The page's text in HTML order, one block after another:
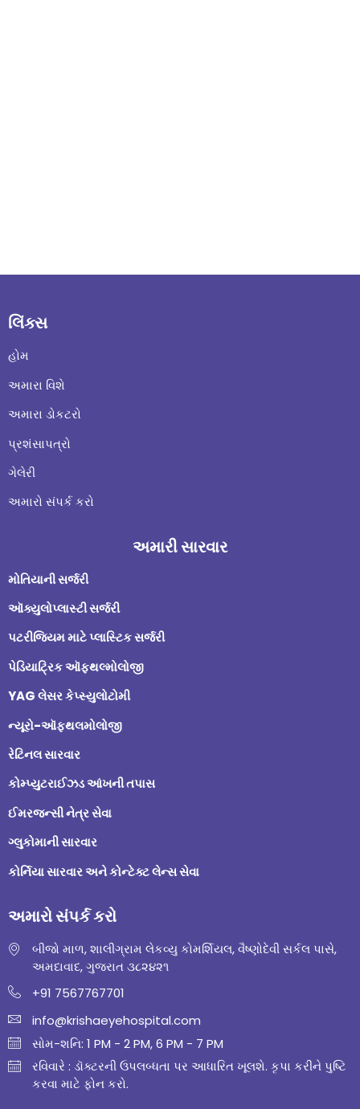
લિંક્સ
હોમ
અમારા વિશે
અમારા ડોકટરો
પ્રશંસાપત્રો
ગેલેરી
અમારો સંપર્ક કરો
અમારી સારવાર
મોતિયાની સર્જરી
ઑક્યુલોપ્લાસ્ટી સર્જરી
પટરીજિયમ માટે પ્લાસ્ટિક સર્જરી
પેડિયાટ્રિક ઑફ્થલ્મોલોજી
YAG લેસર કેપ્સ્યુલોટોમી
ન્યૂરો-ઑફ્થલમોલોજી
રેટિનલ સારવાર
કોમ્પ્યુટરાઈઝડ આંખની તપાસ
ઈમરજન્સી નેત્ર સેવા
ગ્લુકોમાની સારવાર
કોર્નિયા સારવાર અને કોન્ટેક્ટ લેન્સ સેવા
અમારો સંપર્ક કરો
બીજો માળ, શાલીગ્રામ લેકવ્યુ કોમર્શિયલ, વૈષ્ણોદેવી સર્કલ પાસે,
અમદાવાદ, ગુજરાત ૩૮૨૪૨૧
+91 7567767701
info@krishaeyehospital.com
સોમ-શનિ: 1 PM - 2 PM, 6 PM - 7 PM
રવિવારે : ડૉક્ટરની ઉપલબ્ધતા પર આધારિત ખૂલશે. કૃપા કરીને પુષ્ટિ
કરવા માટે ફોન કરો.